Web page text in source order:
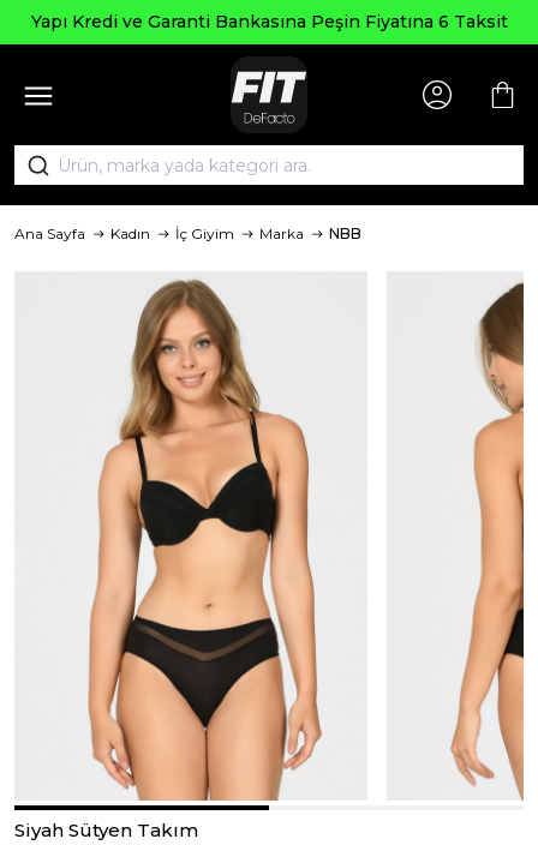
Yapı Kredi ve Garanti Bankasına Peşin Fiyatına 6 Taksit
Ana Sayfa Kadın İç Giyim Marka NBB
Siyah Sütyen Takım